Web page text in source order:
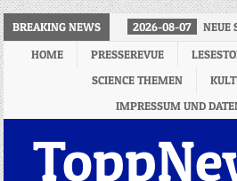
BREAKING NEWS 2026-08-07
NEUE
HOME
PRESSEREVUE
SCIENCE THEMEN
IMPRESSUM UND